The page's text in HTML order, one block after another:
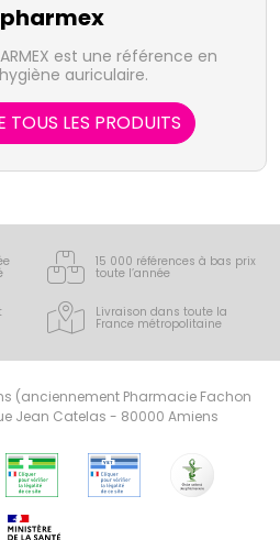
est une référence en
auriculaire.
TOUS LES PRODUITS
15 000 références à bas prix
toute l’année
Livraison dans toute la
France métropolitaine
(anciennement Pharmacie Fachon
Jean Catelas - 80000 Amiens